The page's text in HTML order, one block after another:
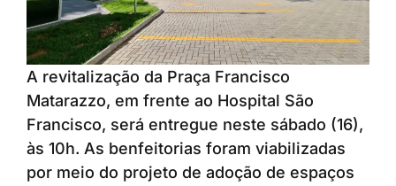
A revitalização da Praça Francisco
Matarazzo, em frente ao Hospital São
Francisco, será entregue neste sábado (16),
às 10h. As benfeitorias foram viabilizadas
por meio do projeto de adoção de espaços